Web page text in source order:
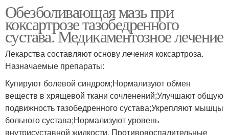
Обезболивающая мазь при
коксартрозе тазобедренного
сустава. Медикаментозное лечение
Лекарства составляют основу лечения коксартроза.
Назначаемые препараты:
Купируют болевой синдром;Нормализуют обмен
веществ в хрящевой ткани сочленений;Улучшают общую
подвижность тазобедренного сустава;Укрепляют мышцы
больного сустава;Нормализуют уровень
внутрисуставной жидкости. Противовоспалительные